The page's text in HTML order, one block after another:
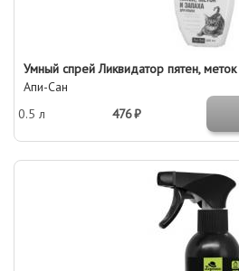
Умный спрей Ликвидатор пятен,
Апи-Сан
0.5 л
476 ₽